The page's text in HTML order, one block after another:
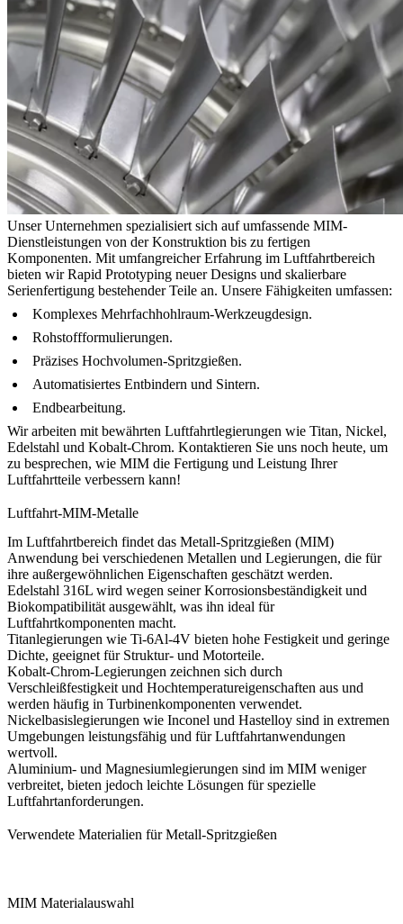
Unser Unternehmen spezialisiert sich auf umfassende MIM-
Dienstleistungen von der Konstruktion bis zu fertigen
Komponenten. Mit umfangreicher Erfahrung im Luftfahrtbereich
bieten wir Rapid Prototyping neuer Designs und skalierbare
Serienfertigung bestehender Teile an. Unsere Fähigkeiten umfassen:
Komplexes Mehrfachhohlraum-Werkzeugdesign.
Rohstoffformulierungen.
Präzises Hochvolumen-Spritzgießen.
Automatisiertes Entbindern und Sintern.
Endbearbeitung.
Wir arbeiten mit bewährten Luftfahrtlegierungen wie Titan, Nickel,
Edelstahl und Kobalt-Chrom. Kontaktieren Sie uns noch heute, um
zu besprechen, wie MIM die Fertigung und Leistung Ihrer
Luftfahrtteile verbessern kann!
Luftfahrt-MIM-Metalle
Im Luftfahrtbereich findet das Metall-Spritzgießen (MIM)
Anwendung bei verschiedenen Metallen und Legierungen, die für
ihre außergewöhnlichen Eigenschaften geschätzt werden.
Edelstahl 316L wird wegen seiner Korrosionsbeständigkeit und
Biokompatibilität ausgewählt, was ihn ideal für
Luftfahrtkomponenten macht.
Titanlegierungen wie Ti-6Al-4V bieten hohe Festigkeit und geringe
Dichte, geeignet für Struktur- und Motorteile.
Kobalt-Chrom-Legierungen zeichnen sich durch
Verschleißfestigkeit und Hochtemperatureigenschaften aus und
werden häufig in Turbinenkomponenten verwendet.
Nickelbasislegierungen wie Inconel und Hastelloy sind in extremen
Umgebungen leistungsfähig und für Luftfahrtanwendungen
wertvoll.
Aluminium- und Magnesiumlegierungen sind im MIM weniger
verbreitet, bieten jedoch leichte Lösungen für spezielle
Luftfahrtanforderungen.
Verwendete Materialien für Metall-Spritzgießen
MIM Materialauswahl